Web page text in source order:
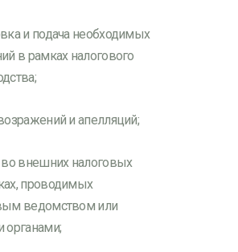
и подача необходимых
в рамках налогового
и апелляций;
во внешних налоговых
проводимых
ведомством или
органами;